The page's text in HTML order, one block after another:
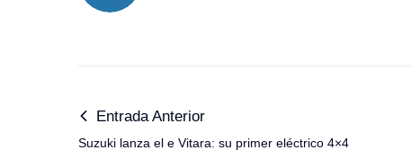
Entrada Anterior
Suzuki lanza el e Vitara: su primer eléctrico 4×4